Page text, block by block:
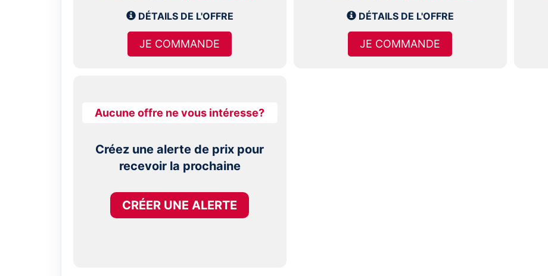
DÉTAILS DE L'OFFRE
JE COMMANDE
DÉTAILS DE L'OFFRE
JE COMMANDE
Aucune offre ne vous intéresse?
Créez une alerte de prix pour
recevoir la prochaine
CRÉER UNE ALERTE